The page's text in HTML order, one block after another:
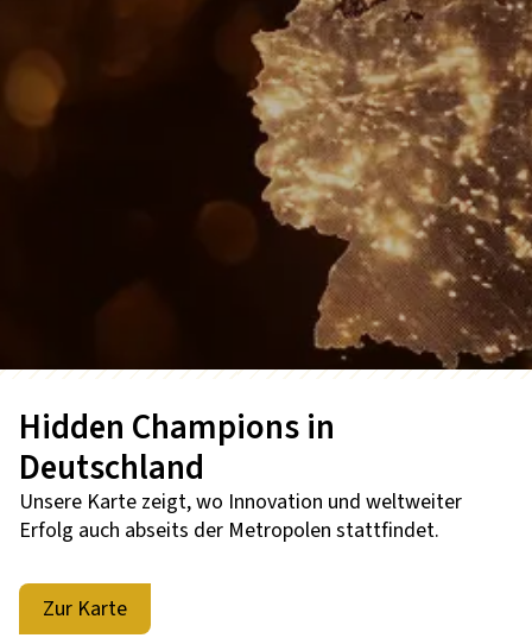
Hidden Champions in
Deutschland
Unsere Karte zeigt, wo Innovation und weltweiter
Erfolg auch abseits der Metropolen stattfindet.
Zur Karte